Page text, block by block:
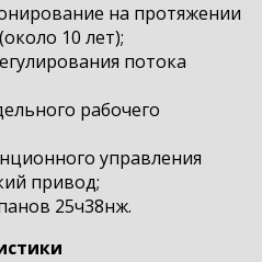
на протяжении
10 лет);
потока
рабочего
управления
привод;
25ч38нж.